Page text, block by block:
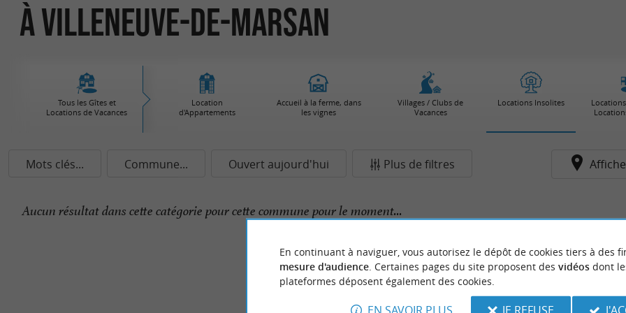
à Villeneuve-de-Marsan
Tous les Gîtes et
Locations de Vacances
Location
d'Appartements
Accueil à la ferme, dans
les vignes
Villages / Clubs de
Vacances
Locations Insolites
Mots clés... Commune... Ouvert aujourd'hui Plus de filtres
Aucun résultat dans cette catégorie pour cette commune pour le moment...
En continuant à naviguer, vous autorisez le dépôt de cookies tiers à des
mesure d'audience. Certaines pages du site proposent des vidéosdont
plateformes déposent également des cookies.